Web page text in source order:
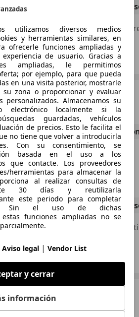
02/2011
€ 6.799 Sin
10/2008 121.000 km
Airbags laterales, Ventanas
utilizamos diversos medios
y herramientas similares, en
ofrecerle funciones ampliadas y
de usuario. Gracias a
ampliadas, le permitimos
por ejemplo, para que pueda
en una visita posterior, mostrarle
su zona o proporcionar y evaluar
personalizados. Almacenamos su
electrónico localmente si la
guardadas, vehículos
de precios. Esto le facilita el
no tiene que volver a introducirla
Con su consentimiento, se
basada en el uso a los
que contacte. Los proveedores
herramientas para almacenar la
al realizar consultas de
30 días y reutilizarla
este periodo para completar
Sin el uso de dichas
estas funciones ampliadas no se
Aviso legal | Vendor List
y cerrar
información